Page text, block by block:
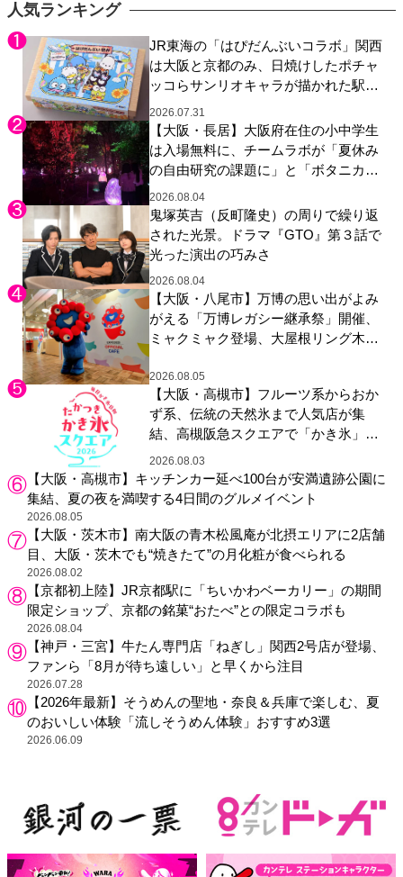
人気ランキング
JR東海の「はぴだんぶいコラボ」関西
は大阪と京都のみ、日焼けしたポチャ
ッコらサンリオキャラが描かれた駅弁
やグッズが登場
2026.07.31
【大阪・長居】大阪府在住の小中学生
は入場無料に、チームラボが「夏休み
の自由研究の課題に」と「ボタニカル
ガーデン 大阪」へ招待
2026.08.04
鬼塚英吉（反町隆史）の周りで繰り返
された光景。ドラマ『GTO』第３話で
光った演出の巧みさ
2026.08.04
【大阪・八尾市】万博の思い出がよみ
がえる「万博レガシー継承祭」開催、
ミャクミャク登場、大屋根リング木材
展示も
2026.08.05
【大阪・高槻市】フルーツ系からおか
ず系、伝統の天然氷まで人気店が集
結、高槻阪急スクエアで「かき氷」祭
り
2026.08.03
【大阪・高槻市】キッチンカー延べ100台が安満遺跡公園に
集結、夏の夜を満喫する4日間のグルメイベント
2026.08.05
【大阪・茨木市】南大阪の青木松風庵が北摂エリアに2店舗
目、大阪・茨木でも“焼きたて”の月化粧が食べられる
2026.08.02
【京都初上陸】JR京都駅に「ちいかわベーカリー」の期間
限定ショップ、京都の銘菓“おたべ”との限定コラボも
2026.08.04
【神戸・三宮】牛たん専門店「ねぎし」関西2号店が登場、
ファンら「8月が待ち遠しい」と早くから注目
2026.07.28
【2026年最新】そうめんの聖地・奈良＆兵庫で楽しむ、夏
のおいしい体験「流しそうめん体験」おすすめ3選
2026.06.09